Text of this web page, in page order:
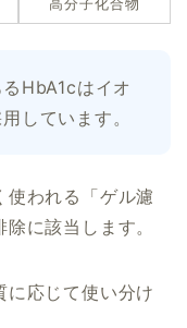
高分子化合物
HbA1cはイオ
しています。
使われる「ゲル濾
に該当します。
に応じて使い分け